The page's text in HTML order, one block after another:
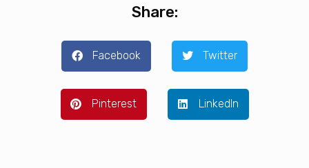
Share:
Facebook Twitter
Pinterest LinkedIn